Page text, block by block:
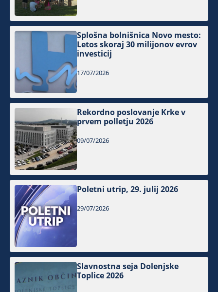
Splošna bolnišnica Novo mesto:
Letos skoraj 30 milijonov evrov
investicij
17/07/2026
Rekordno poslovanje Krke v
prvem polletju 2026
09/07/2026
Poletni utrip, 29. julij 2026
29/07/2026
Slavnostna seja Dolenjske
Toplice 2026